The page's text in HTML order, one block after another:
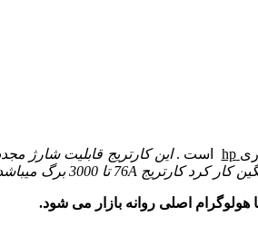
hp است .این کارتریج قابلیت شارژ
کار کردکارتریج 76A تا 3000 برگ میباشد.
هولوگرام اصلی روانه بازار می شود.